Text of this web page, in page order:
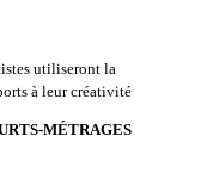
utiliseront la
à leur créativité
MÉTRAGES